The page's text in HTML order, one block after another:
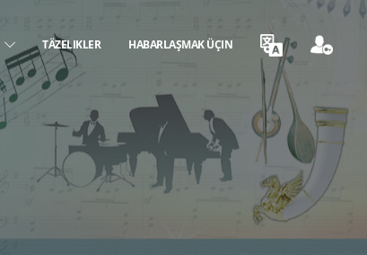
TÄZELIKLER HABARLAŞMAK ÜÇIN